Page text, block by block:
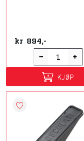
kr 894,-
KJØP